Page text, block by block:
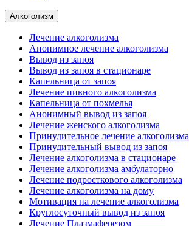
Алкоголизм
Лечение алкоголизма
Анонимное лечение алкоголизма
Вывод из запоя
Вывод из запоя в стационаре
Капельница от запоя
Лечение пивного алкоголизма
Капельница от похмелья
Анонимный вывод из запоя
Лечение женского алкоголизма
Принудительное лечение алкоголизма
Принудительный вывод из запоя
Лечение алкоголизма в стационаре
Лечение алкоголизма амбулаторно
Лечение подросткового алкоголизма
Лечение алкоголизма на дому
Мотивация на лечение алкоголизма
Круглосуточный вывод из запоя
Лечение Плазмаферезом